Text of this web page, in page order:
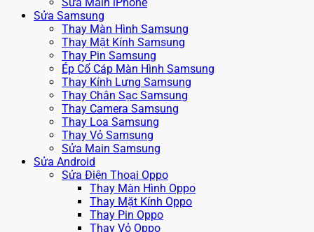
Sửa Samsung
Thay Màn Hình Samsung
Thay Mặt Kính Samsung
Thay Pin Samsung
Ép Cổ Cáp Màn Hình Samsung
Thay Kính Lưng Samsung
Thay Chân Sạc Samsung
Thay Camera Samsung
Thay Loa Samsung
Thay Vỏ Samsung
Sửa Main Samsung
Sửa Android
Sửa Điện Thoại Oppo
Thay Màn Hình Oppo
Thay Mặt Kính Oppo
Thay Pin Oppo
Thay Vỏ Oppo